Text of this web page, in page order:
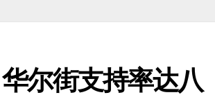
尔街支持率达八